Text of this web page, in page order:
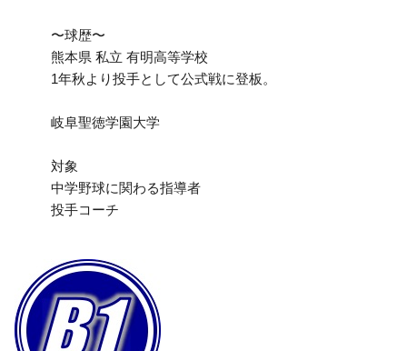
〜球歴〜
熊本県 私立 有明高等学校
1年秋より投手として公式戦に登板。
岐阜聖徳学園大学
対象
中学野球に関わる指導者
投手コーチ